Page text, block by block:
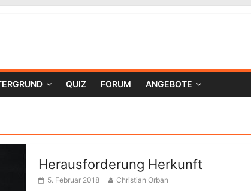
QUIZ FORUM ANGEBOTE
Herausforderung Herkunft
5. Februar 2018 Christian Orban